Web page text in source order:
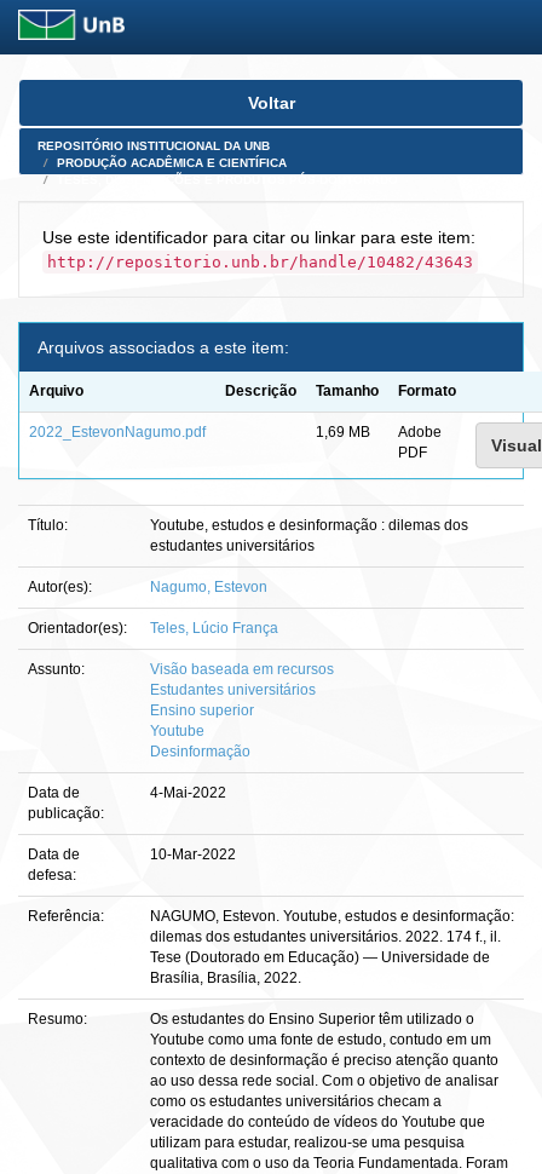
Skip
Voltar
REPOSITÓRIO INSTITUCIONAL DA UNB
PRODUÇÃO ACADÊMICA E CIENTÍFICA
Use este identificador para citar ou linkar para este item:
http://repositorio.unb.br/handle/10482/43643
Arquivos associados a este item:
Arquivo Descrição Tamanho Formato
2022_EstevonNagumo.pdf 1,69 MB
Adobe
PDF
Título:
Youtube, estudos e desinformação : dilemas dos
estudantes universitários
Autor(es): Nagumo, Estevon
Orientador(es): Teles, Lúcio França
Assunto:
Visão baseada em recursos
Estudantes universitários
Ensino superior
Youtube
Desinformação
Data de
publicação:
4-Mai-2022
Data de
defesa:
10-Mar-2022
Referência:
NAGUMO, Estevon. Youtube, estudos e desinformação:
dilemas dos estudantes universitários. 2022. 174 f., il.
Tese (Doutorado em Educação) — Universidade de
Brasília, Brasília, 2022.
Resumo:
Os estudantes do Ensino Superior têm utilizado o
Youtube como uma fonte de estudo, contudo em um
contexto de desinformação é preciso atenção quanto
ao uso dessa rede social. Com o objetivo de analisar
como os estudantes universitários checam a
veracidade do conteúdo de vídeos do Youtube que
utilizam para estudar, realizou-se uma pesquisa
qualitativa com o uso da Teoria Fundamentada. Foram